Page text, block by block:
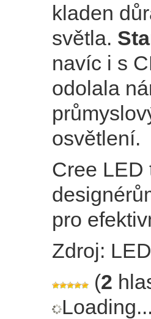
kladen
světla.
navíc i s
odolala
osvětlení.
Cree LED
pro
Zdroj:
(2
Loading...